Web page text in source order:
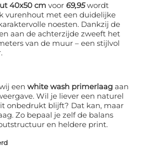
40x50 cm voor 69,95wordt
vurenhout met een duidelijke
noesten. Dankzij de
aan de achterzijde zweeft het
van de muur – een stijlvol
een white wash primerlaag aan
Wil je liever een naturel
onbedrukt blijft? Dat kan, maar
Zo bepaal je zelf de balans
en heldere print.